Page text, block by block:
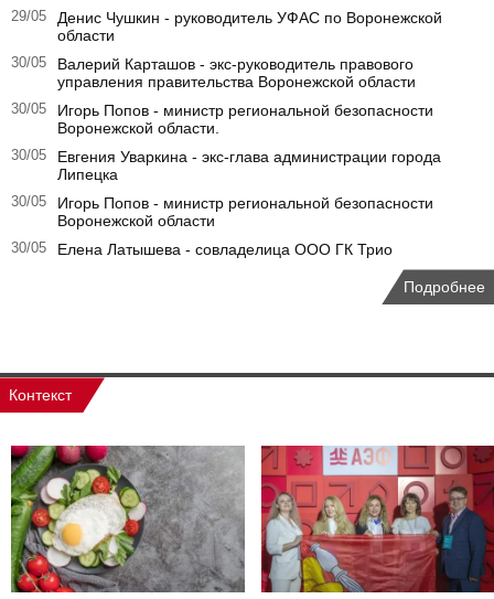
29/05
Денис Чушкин - руководитель УФАС по Воронежской
области
30/05
Валерий Карташов - экс-руководитель правового
управления правительства Воронежской области
30/05
Игорь Попов - министр региональной безопасности
Воронежской области.
30/05
Евгения Уваркина - экс-глава администрации города
Липецка
30/05
Игорь Попов - министр региональной безопасности
Воронежской области
30/05 Елена Латышева - совладелица ООО ГК Трио
Подробнее
Контекст